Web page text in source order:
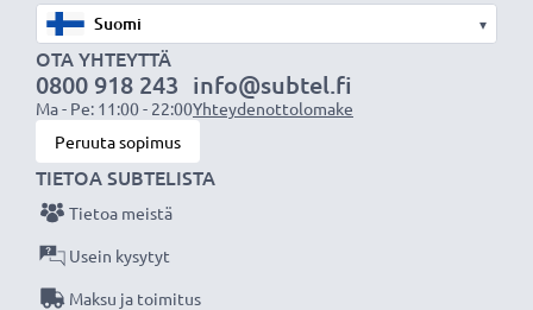
verkkokauppa, joka tarjoaa laadukkaita tuotteita, ja
siksi tarjoamme 36 kuukauden takuun!
▾
OTA YHTEYTTÄ
0800 918 243
Ma - Pe: 11:00 - 22:00
info@subtel.fi
Yhteydenottolomake
Peruuta sopimus
TIETOA SUBTELISTA
Tietoa meistä
Usein kysytyt
Maksu ja toimitus